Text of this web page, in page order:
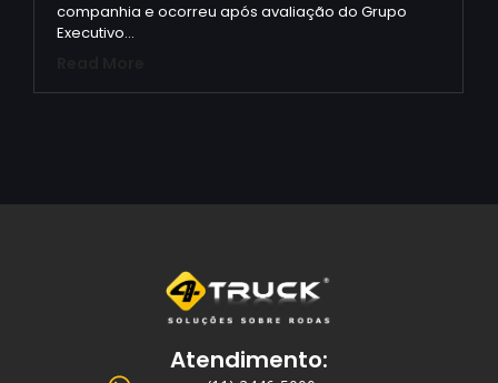
companhia e ocorreu após avaliação do Grupo
Executivo…
Atendimento: